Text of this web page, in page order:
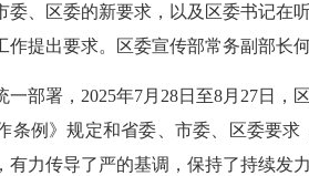
委、区委的新要求，以及区委书记在
提出要求。区委宣传部常务副部长
署，2025年7月28日至8月27日，
条例》规定和省委、市委、区委要
力传导了严的基调，保持了持续发